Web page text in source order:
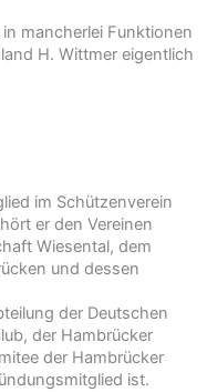
mancherlei Funktionen
H. Wittmer eigentlich
im Schützenverein
er den Vereinen
Wiesental, dem
und dessen
der Deutschen
der Hambrücker
der Hambrücker
ist.